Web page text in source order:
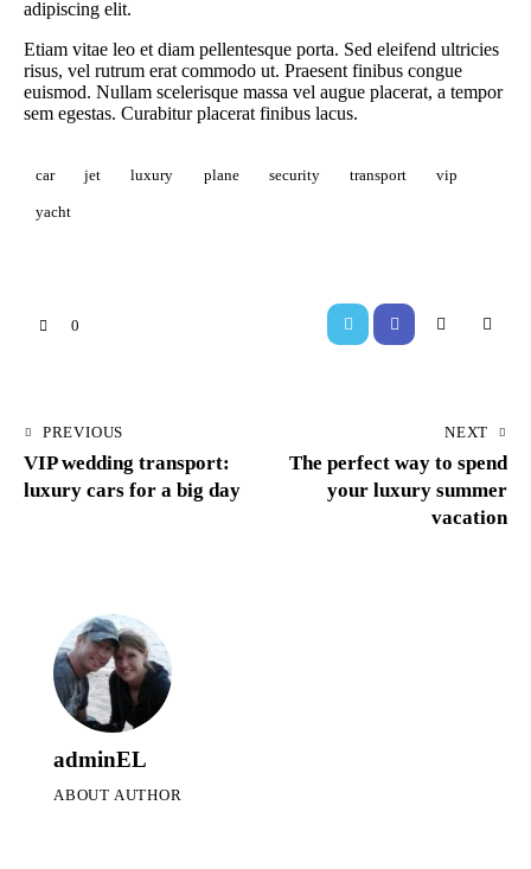
adipiscing elit.
Etiam vitae leo et diam pellentesque porta. Sed eleifend ultricies
risus, vel rutrum erat commodo ut. Praesent finibus congue
euismod. Nullam scelerisque massa vel augue placerat, a tempor
sem egestas. Curabitur placerat finibus lacus.
car jet luxury plane security transport vip
yacht
0
PREVIOUS
VIP wedding transport:
luxury cars for a big day
NEXT
The perfect way to spend
your luxury summer
vacation
adminEL
ABOUT AUTHOR